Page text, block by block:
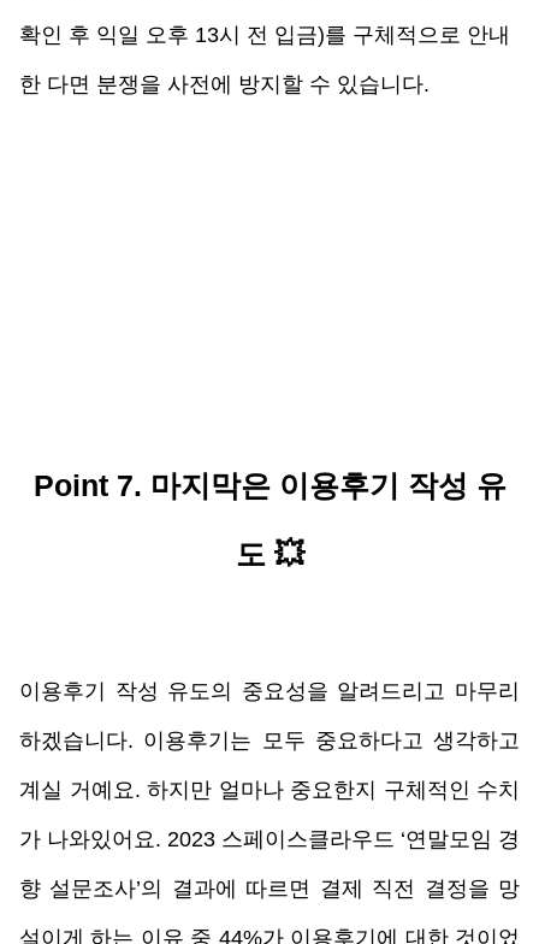
확인 후 익일 오후 13시 전 입금)를 구체적으로 안내
한 다면 분쟁을 사전에 방지할 수 있습니다.
Point 7. 마지막은 이용후기 작성 유
도 💥
이용후기 작성 유도의 중요성을 알려드리고 마무리
하겠습니다. 이용후기는 모두 중요하다고 생각하고
계실 거예요. 하지만 얼마나 중요한지 구체적인 수치
가 나와있어요. 2023 스페이스클라우드 ‘연말모임 경
향 설문조사’의 결과에 따르면 결제 직전 결정을 망
설이게 하는 이유 중 44%가 이용후기에 대한 것이었